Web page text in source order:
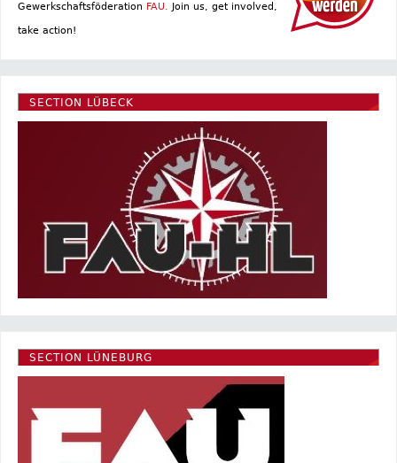
Gewerkschaftsföderation FAU. Join us, get involved,
take action!
SECTION LÜBECK
SECTION LÜNEBURG